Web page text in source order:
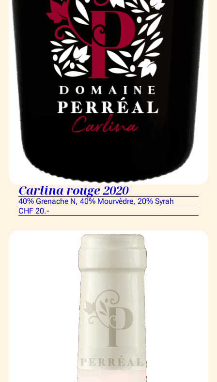
Carlina rouge 2020
40% Grenache N, 40% Mourvèdre, 20% Syrah
CHF 20.-